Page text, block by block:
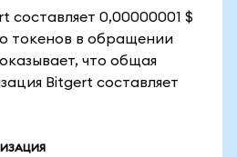
составляет 0,00000001 $
токенов в обращении
что общая
Bitgert составляет